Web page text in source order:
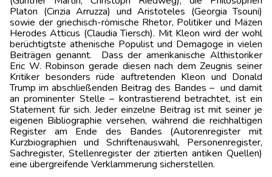
Platon (Cinzia Arruzza) und Aristoteles (Georgia Tsouni)
sowie der griechisch-römische Rhetor, Politiker und Mäzen
Herodes Atticus (Claudia Tiersch). Mit Kleon wird der wohl
berüchtigtste athenische Populist und Demagoge in vielen
Beiträgen genannt. Dass der amerikanische Althistoriker
Eric W. Robinson gerade diesen nach dem Zeugnis seiner
Kritiker besonders rüde auftretenden Kleon und Donald
Trump im abschließenden Beitrag des Bandes – und damit
an prominenter Stelle – kontrastierend betrachtet, ist ein
Statement für sich. Jeder einzelne Beitrag ist mit seiner je
eigenen Bibliographie versehen, während die reichhaltigen
Register am Ende des Bandes (Autorenregister mit
Kurzbiographien und Schriftenauswahl, Personenregister,
Sachregister, Stellenregister der zitierten antiken Quellen)
eine übergreifende Verklammerung sicherstellen.